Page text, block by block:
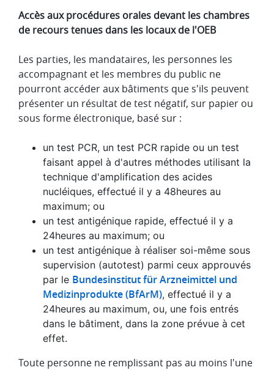
Accès aux procédures orales devant les chambres
de recours tenues dans les locaux de l'OEB
Les parties, les mandataires, les personnes les
accompagnant et les membres du public ne
pourront accéder aux bâtiments que s'ils peuvent
présenter un résultat de test négatif, sur papier ou
sous forme électronique, basé sur :
un test PCR, un test PCR rapide ou un test
faisant appel à d'autres méthodes utilisant la
technique d'amplification des acides
nucléiques, effectué il y a 48heures au
maximum; ou
un test antigénique rapide, effectué il y a
24heures au maximum; ou
un test antigénique à réaliser soi-même sous
supervision (autotest) parmi ceux approuvés
par le Bundesinstitut für Arzneimittel und
Medizinprodukte (BfArM), effectué il y a
24heures au maximum, ou, une fois entrés
dans le bâtiment, dans la zone prévue à cet
effet.
Toute personne ne remplissant pas au moins l'une